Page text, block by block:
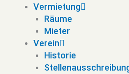
Vermietung
Räume
Mieter
Verein
Historie